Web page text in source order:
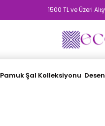
1500 TL ve Üzeri
Pamuk Şal Kolleksiyonu